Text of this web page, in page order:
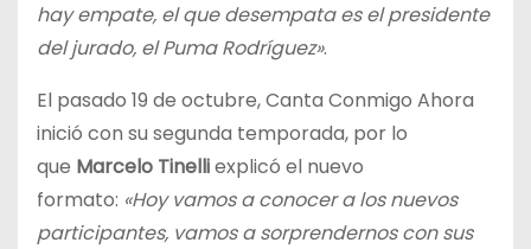
hay empate, el que desempata es el presidente
del jurado, el Puma Rodríguez».
El pasado 19 de octubre, Canta Conmigo Ahora
inició con su segunda temporada, por lo
que Marcelo Tinelliexplicó el nuevo
formato: «Hoy vamos a conocer a los nuevos
participantes, vamos a sorprendernos con sus